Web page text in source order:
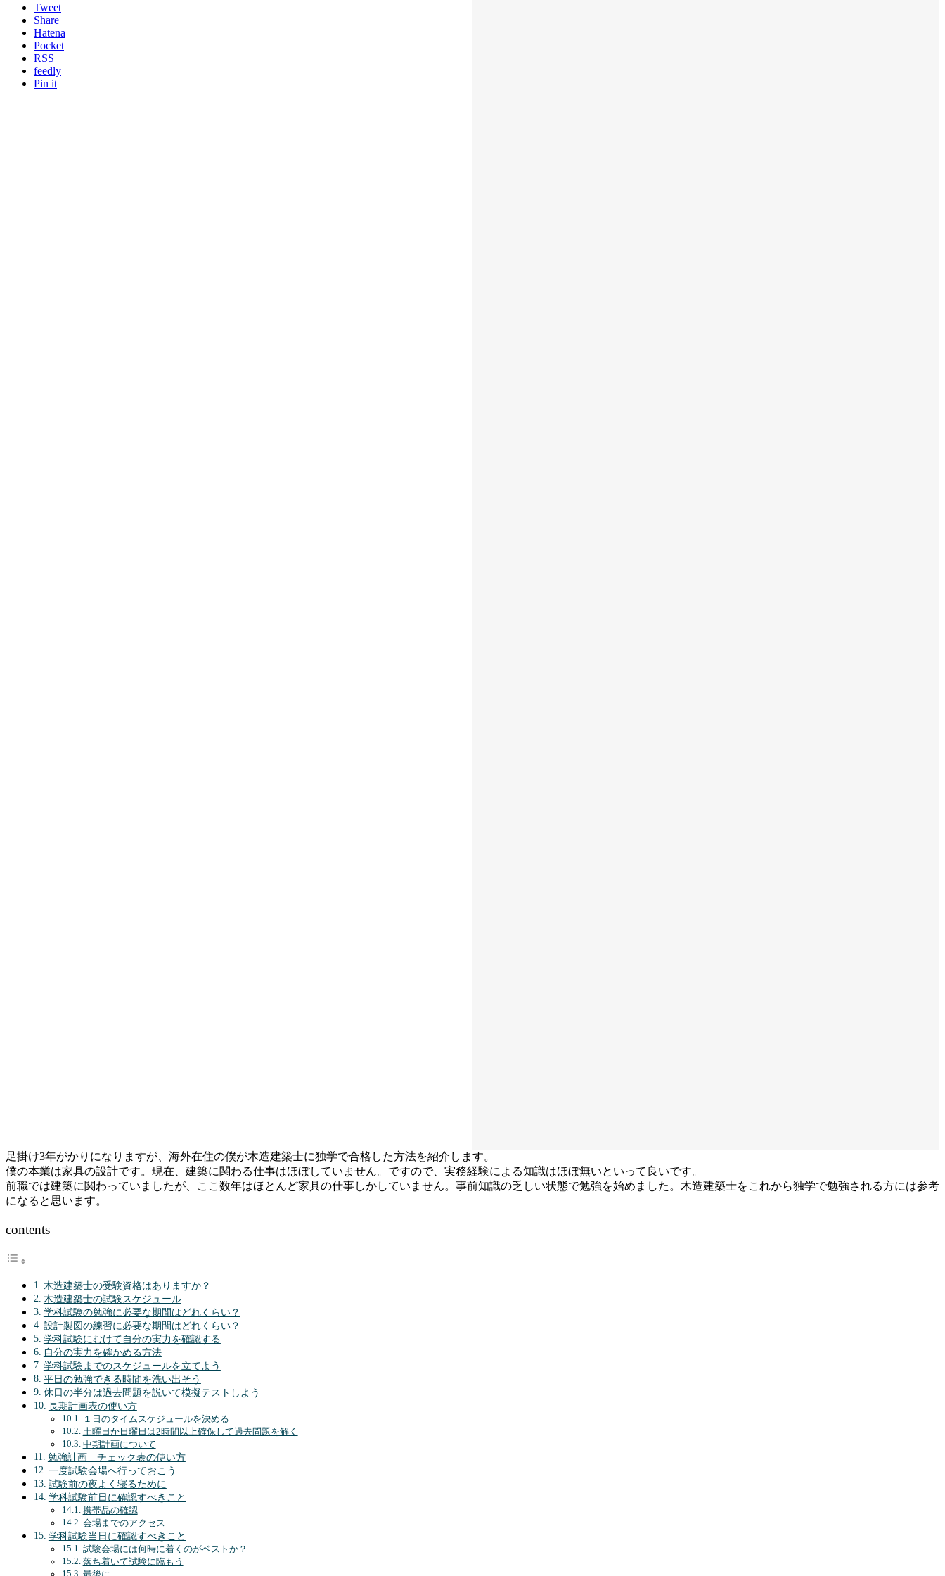
Tweet
Share
Hatena
Pocket
RSS
feedly
Pin it
足掛け3年がかりになりますが、海外在住の僕が木造建築士に独学で合格した方法を紹介します。
僕の本業は家具の設計です。現在、建築に関わる仕事はほぼしていません。ですので、実務経験による知識はほぼ無いといって良いです。
前職では建築に関わっていましたが、ここ数年はほとんど家具の仕事しかしていません。事前知識の乏しい状態で勉強を始めました。木造建築士をこれから独学で勉強される方には参考
になると思います。
contents
木造建築士の受験資格はありますか？
木造建築士の試験スケジュール
学科試験の勉強に必要な期間はどれくらい？
設計製図の練習に必要な期間はどれくらい？
学科試験にむけて自分の実力を確認する
自分の実力を確かめる方法
学科試験までのスケジュールを立てよう
平日の勉強できる時間を洗い出そう
休日の半分は過去問題を説いて模擬テストしよう
長期計画表の使い方
１日のタイムスケジュールを決める
土曜日か日曜日は2時間以上確保して過去問題を解く
中期計画について
勉強計画 チェック表の使い方
一度試験会場へ行っておこう
試験前の夜よく寝るために
学科試験前日に確認すべきこと
携帯品の確認
会場までのアクセス
学科試験当日に確認すべきこと
試験会場には何時に着くのがベストか？
落ち着いて試験に臨もう